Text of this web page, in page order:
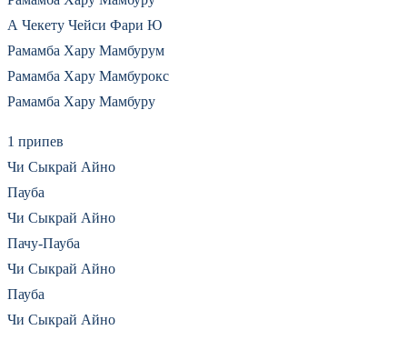
А Чекету Чейси Фари Ю
Рамамба Хару Мамбурум
Рамамба Хару Мамбурокс
Рамамба Хару Мамбуру
1 припев
Чи Сыкрай Айно
Пауба
Чи Сыкрай Айно
Пачу-Пауба
Чи Сыкрай Айно
Пауба
Чи Сыкрай Айно